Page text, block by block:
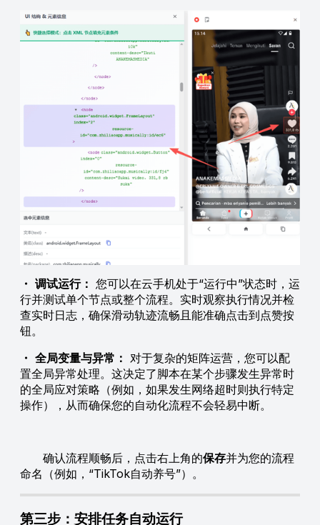
・ 调试运行： 您可以在云手机处于“运行中”状态时，运
行并测试单个节点或整个流程。实时观察执行情况并检
查实时日志，确保滑动轨迹流畅且能准确点击到点赞按
钮。
・ 全局变量与异常： 对于复杂的矩阵运营，您可以配
置全局异常处理。这决定了脚本在某个步骤发生异常时
的全局应对策略（例如，如果发生网络超时则执行特定
操作），从而确保您的自动化流程不会轻易中断。
确认流程顺畅后，点击右上角的保存并为您的流程
命名（例如，“TikTok自动养号”）。
第三步：安排任务自动运行